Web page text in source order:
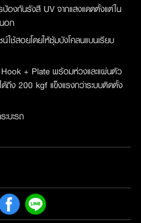
งกันรังสี UV จากแสงแดดตั้งแต่ใน
อก
ช้สอยโดยให้ซุ้มบังโคลนแบนเรียบ
+ Plate พร้อมห่วงและแผ่นตัว
ถึง 200 kgf แข็งแรงกว่าระบบติดตั้ง
ะบะรถ